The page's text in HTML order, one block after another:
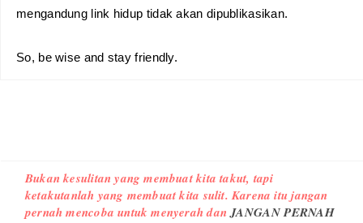
mengandung link hidup tidak akan dipublikasikan.
So, be wise and stay friendly.
Bukan kesulitan yang membuat kita takut, tapi
ketakutanlah yang membuat kita sulit. Karena itu jangan
pernah mencoba untuk menyerah danJANGAN PERNAH